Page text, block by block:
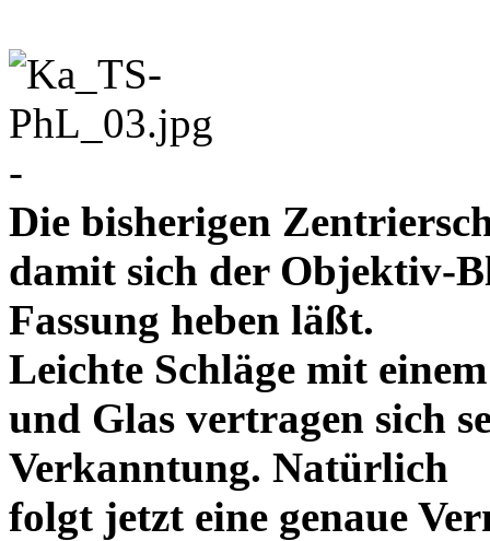
-
Die bisherigen
damit sich der Objektiv-
Fassung heben läßt.
Leichte Schläge mit
und Glas vertragen sich
Verkanntung. Natürlich
folgt jetzt eine genaue